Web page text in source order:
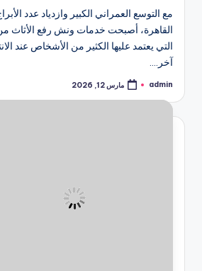
مع التوسع العمراني الكبير وازدياد عدد
القاهرة، أصبحت خدمات ونش رفع الأثاث
التي يعتمد عليها الكثير من الأشخاص عند
آخر.…
تمّ
بواسطة
admin مارس 12, 2026